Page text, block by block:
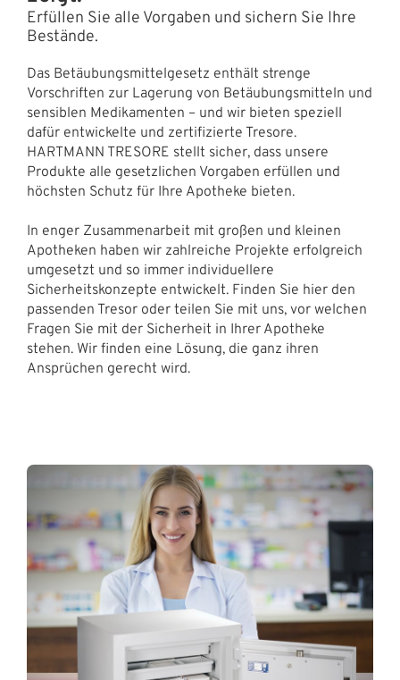
Erfüllen Sie alle Vorgaben und sichern Sie Ihre
Bestände.
Das Betäubungsmittelgesetz enthält strenge
Vorschriften zur Lagerung von Betäubungsmitteln und
sensiblen Medikamenten – und wir bieten speziell
dafür entwickelte und zertifizierte Tresore.
HARTMANN TRESORE stellt sicher, dass unsere
Produkte alle gesetzlichen Vorgaben erfüllen und
höchsten Schutz für Ihre Apotheke bieten.
In enger Zusammenarbeit mit großen und kleinen
Apotheken haben wir zahlreiche Projekte erfolgreich
umgesetzt und so immer individuellere
Sicherheitskonzepte entwickelt. Finden Sie hier den
passenden Tresor oder teilen Sie mit uns, vor welchen
Fragen Sie mit der Sicherheit in Ihrer Apotheke
stehen. Wir finden eine Lösung, die ganz ihren
Ansprüchen gerecht wird.